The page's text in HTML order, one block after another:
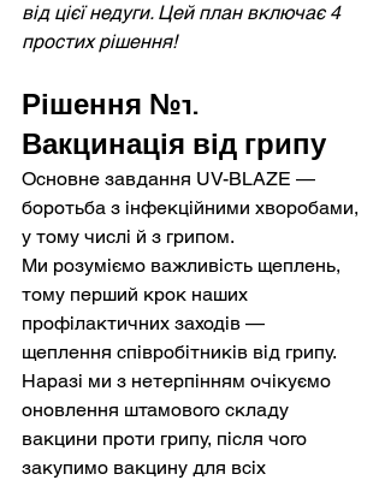
від цієї недуги. Цей план включає 4
простих рішення!
Рішення №1.
Вакцинація від грипу
Основне завдання UV-BLAZE —
боротьба з інфекційними хворобами,
у тому числі й з грипом.
Ми розуміємо важливість щеплень,
тому перший крок наших
профілактичних заходів —
щеплення співробітників від грипу.
Наразі ми з нетерпінням очікуємо
оновлення штамового складу
вакцини проти грипу, після чого
закупимо вакцину для всіх